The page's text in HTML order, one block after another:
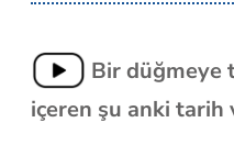
Bir düğmeye
içeren şu anki tarih